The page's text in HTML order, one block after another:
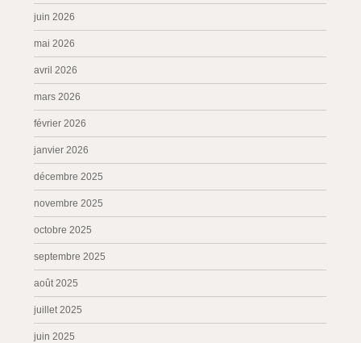
juin 2026
mai 2026
avril 2026
mars 2026
février 2026
janvier 2026
décembre 2025
novembre 2025
octobre 2025
septembre 2025
août 2025
juillet 2025
juin 2025